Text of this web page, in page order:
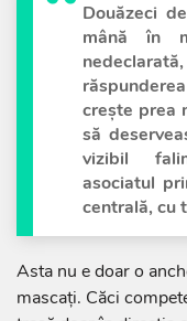
Douăzeci
mână în
crește prea
să
vizibil
asociatul
centrală, cu
Asta nu e doar o
mascați. Căci